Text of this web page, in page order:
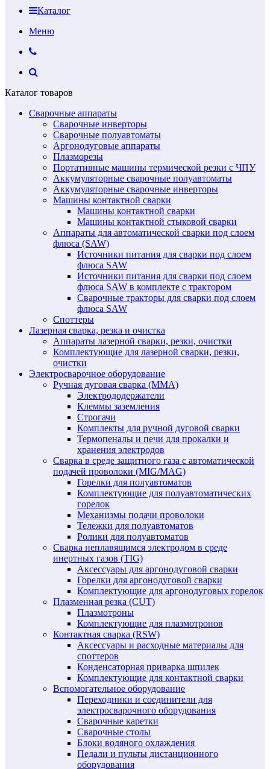
Каталог
Меню
Каталог товаров
Сварочные аппараты
Сварочные инверторы
Сварочные полуавтоматы
Аргонодуговые аппараты
Плазморезы
Портативные машины термической резки с ЧПУ
Аккумуляторные сварочные полуавтоматы
Аккумуляторные сварочные инверторы
Машины контактной сварки
Машины контактной сварки
Машины контактной стыковой сварки
Аппараты для автоматической сварки под слоем
флюса (SAW)
Источники питания для сварки под слоем
флюса SAW
Источники питания для сварки под слоем
флюса SAW в комплекте с трактором
Сварочные тракторы для сварки под слоем
флюса SAW
Споттеры
Лазерная сварка, резка и очистка
Аппараты лазерной сварки, резки, очистки
Комплектующие для лазерной сварки, резки,
очистки
Электросварочное оборудование
Ручная дуговая сварка (MMA)
Электрододержатели
Клеммы заземления
Строгачи
Комплекты для ручной дуговой сварки
Термопеналы и печи для прокалки и
хранения электродов
Сварка в среде защитного газа с автоматической
подачей проволоки (MIG/MAG)
Горелки для полуавтоматов
Комплектующие для полуавтоматических
горелок
Механизмы подачи проволоки
Тележки для полуавтоматов
Ролики для полуавтоматов
Сварка неплавящимся электродом в среде
инертных газов (TIG)
Аксессуары для аргонодуговой сварки
Горелки для аргонодуговой сварки
Комплектующие для аргонодуговых горелок
Плазменная резка (CUT)
Плазмотроны
Комплектующие для плазмотронов
Контактная сварка (RSW)
Аксессуары и расходные материалы для
споттеров
Конденсаторная приварка шпилек
Комплектующие для контактной сварки
Вспомогательное оборудование
Переходники и соединители для
электросварочного оборудования
Сварочные каретки
Сварочные столы
Блоки водяного охлаждения
Педали и пульты дистанционного
оборудования